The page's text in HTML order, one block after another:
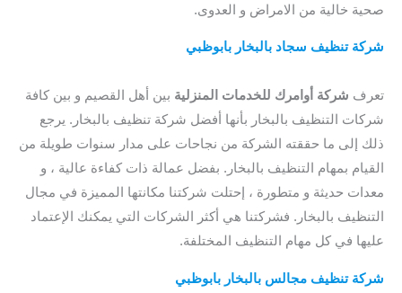
صحية خالية من الامراض و العدوى.
شركة تنظيف سجاد بالبخار بابوظبي
تعرف شركة أوامرك للخدمات المنزلية بين أهل القصيم و بين كافة
شركات التنظيف بالبخار بأنها أفضل شركة تنظيف بالبخار. يرجع
ذلك إلى ما حققته الشركة من نجاحات على مدار سنوات طويلة من
القيام بمهام التنظيف بالبخار. بفضل عمالة ذات كفاءة عالية ، و
معدات حديثة و متطورة ، إحتلت شركتنا مكانتها المميزة في مجال
التنظيف بالبخار. فشركتنا هي أكثر الشركات التي يمكنك الإعتماد
عليها في كل مهام التنظيف المختلفة.
شركة تنظيف مجالس بالبخار بابوظبي